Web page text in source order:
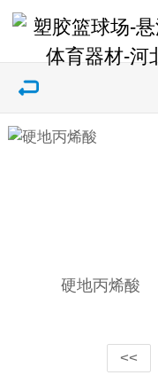
硬地丙烯酸
<<